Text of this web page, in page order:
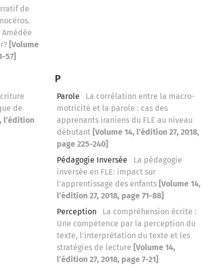
de
Amédée
[Volume
57]
de
l’édition
P
Parole
La corrélation entre la macro-
motricité et la parole : cas des
apprenants iraniens du FLE au niveau
débutant [Volume 14, l’édition 27, 2018,
page 225-240]
Pédagogie Inversée
La pédagogie
inversée en FLE: impact sur
l’apprentissage des enfants [Volume 14,
l’édition 27, 2018, page 71-88]
Perception
La compréhension écrite :
Une compétence par la perception du
texte, l’interprétation du texte et les
stratégies de lecture [Volume 14,
l’édition 27, 2018, page 7-21]